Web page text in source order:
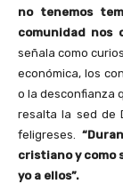
no tenemos
comunidad nos
señala como
económica, los
o la desconfianza
resalta la sed de
feligreses.
cristiano y como
yo a ellos”.